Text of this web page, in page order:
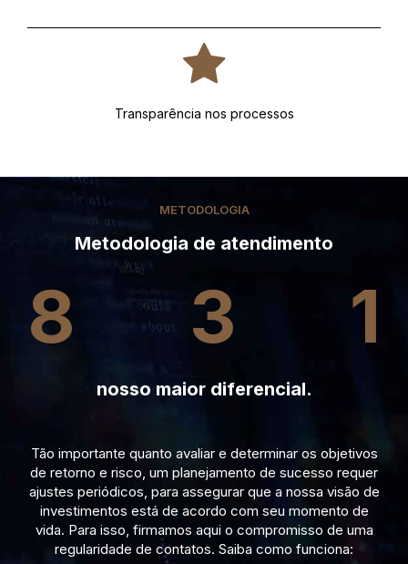
Transparência nos processos
METODOLOGIA
Metodologia de atendimento
8 3 1
nosso maior diferencial.
Tão importante quanto avaliar e determinar os objetivos
de retorno e risco, um planejamento de sucesso requer
ajustes periódicos, para assegurar que a nossa visão de
investimentos está de acordo com seu momento de
vida. Para isso, firmamos aqui o compromisso de uma
regularidade de contatos. Saiba como funciona: